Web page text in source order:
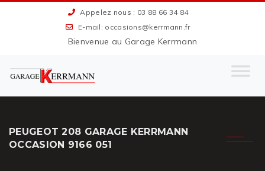
Appelez nous : 03 88 66 34 84
E-mail: occasions@kerrmann.fr
Bienvenue au Garage Kerrmann
PEUGEOT 208 GARAGE KERRMANN
OCCASION 9166 051